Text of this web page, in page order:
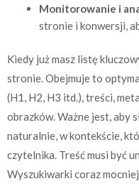
Monitorowanie i
stronie i konwersji,
Kiedy już masz listę
stronie. Obejmuje to
(H1, H2, H3 itd.), treści,
obrazków. Ważne jest, aby
naturalnie, w kontekście,
czytelnika. Treść musi być
Wyszukiwarki coraz